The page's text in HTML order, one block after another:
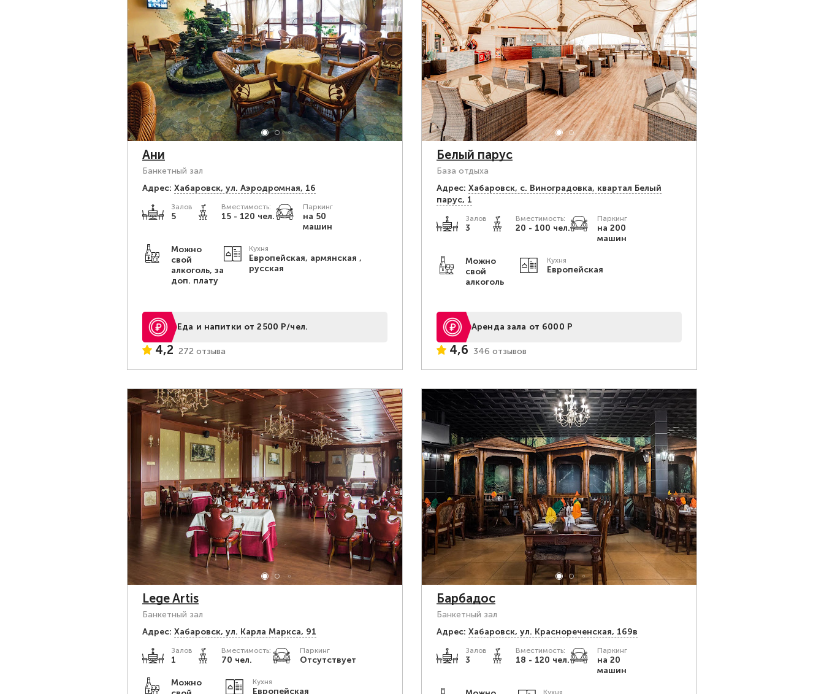
Ани
Банкетный зал
Адрес: Хабаровск, ул. Аэродромная, 16
Залов
5
Вместимость:
15 - 120 чел.
Паркинг
на 50
машин
Можно
свой
алкоголь, за
доп. плату
Кухня
Европейская, армянская ,
русская
Еда и напитки от 2500 Р/чел.
4,2 272 отзыва
Белый парус
База отдыха
Адрес: Хабаровск, с. Виноградовка, квартал Белый
парус, 1
Залов
3
Вместимость:
20 - 100 чел.
Паркинг
на 200
машин
Можно
свой
алкоголь
Кухня
Европейская
Аренда зала от 6000 Р
4,6 346 отзывов
Lege Artis
Банкетный зал
Адрес: Хабаровск, ул. Карла Маркса, 91
Залов
1
Вместимость:
70 чел.
Паркинг
Отсутствует
Можно
Кухня
Европейская
Барбадос
Банкетный зал
Адрес: Хабаровск, ул. Краснореченская, 169в
Залов
3
Вместимость:
18 - 120 чел.
Паркинг
на 20
машин
Кухня